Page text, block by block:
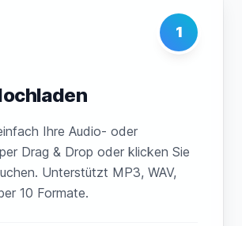
1
Ihre Audio- oder
Drag & Drop oder klicken Sie
Unterstützt MP3, WAV,
10 Formate.